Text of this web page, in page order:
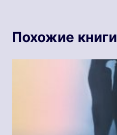
Похожие книги